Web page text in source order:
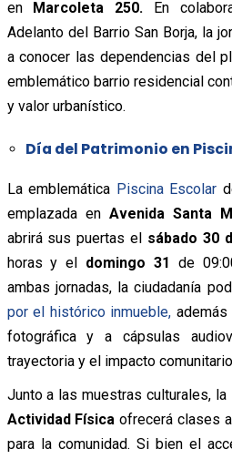
en Marcoleta 250. En
Adelanto del Barrio San Borja, la
a conocer las dependencias del
emblemático barrio residencial
y valor urbanístico.
Día del Patrimonio en
La emblemática Piscina Escolar
emplazada en Avenida Santa
abrirá sus puertas el sábado 30
horas y el domingo 31 de
ambas jornadas, la ciudadanía
por el histórico inmueble, además
fotográfica y a cápsulas
trayectoria y el impacto
Junto a las muestras culturales, la
Actividad Física ofrecerá clases
para la comunidad. Si bien el